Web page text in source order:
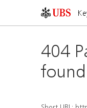
404
found